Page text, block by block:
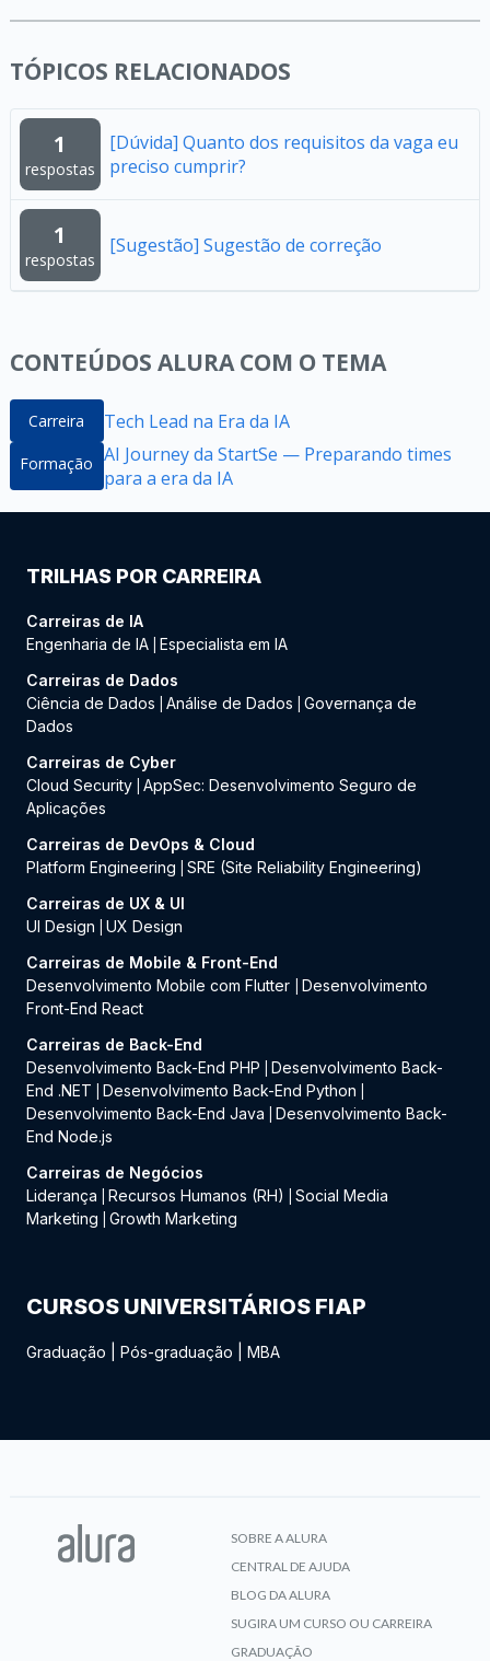
TÓPICOS RELACIONADOS
1
respostas
[Dúvida] Quanto dos requisitos da vaga eu
preciso cumprir?
1
respostas
[Sugestão] Sugestão de correção
CONTEÚDOS ALURA COM O TEMA
Carreira Tech Lead na Era da IA
Formação AI Journey da StartSe — Preparando times
para a era da IA
TRILHAS POR CARREIRA
Carreiras de IA
Engenharia de IA Especialista em IA
Carreiras de Dados
Ciência de Dados
Análise de Dados
Governança de
Dados
Carreiras de Cyber
Cloud Security AppSec: Desenvolvimento Seguro de
Aplicações
Carreiras de DevOps & Cloud
Platform Engineering
SRE (Site Reliability Engineering)
Carreiras de UX & UI
UI Design
UX Design
Carreiras de Mobile & Front-End
Desenvolvimento Mobile com Flutter
Desenvolvimento
Front-End React
Carreiras de Back-End
Desenvolvimento Back-End PHP
Desenvolvimento Back-
End .NET
Desenvolvimento Back-End Python
Desenvolvimento Back-End Java
Desenvolvimento Back-
End Node.js
Carreiras de Negócios
Liderança
Recursos Humanos (RH)
Social Media
Marketing
Growth Marketing
CURSOS UNIVERSITÁRIOS FIAP
Graduação Pós-graduação MBA
SOBRE A ALURA
CENTRAL DE AJUDA
BLOG DA ALURA
SUGIRA UM CURSO OU CARREIRA
GRADUAÇÃO